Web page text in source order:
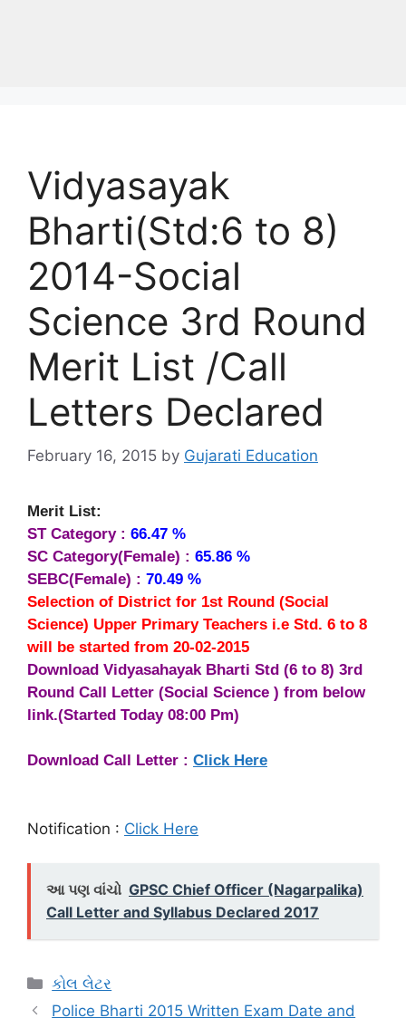
Vidyasayak
Bharti(Std:6 to 8)
2014-Social
Science 3rd Round
Merit List /Call
Letters Declared
February 16, 2015 by Gujarati Education
Merit List:
ST Category : 66.47 %
SC Category(Female) : 65.86 %
SEBC(Female) : 70.49 %
Selection of District for 1st Round (Social
Science) Upper Primary Teachers i.e Std. 6 to 8
will be started from 20-02-2015
Download Vidyasahayak Bharti Std (6 to 8) 3rd
Round Call Letter (Social Science ) from below
link.(Started Today 08:00 Pm)
Download Call Letter : Click Here
Notification : Click Here
આ પણ વાંચો GPSC Chief Officer (Nagarpalika)
Call Letter and Syllabus Declared 2017
Categories
કોલ લેટર
Police Bharti 2015 Written Exam Date and